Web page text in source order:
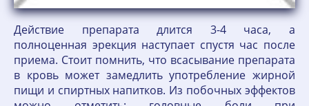
Действие препарата длится 3-4 часа, а
полноценная эрекция наступает спустя час после
приема. Стоит помнить, что всасывание препарата
в кровь может замедлить употребление жирной
пищи и спиртных напитков. Из побочных эффектов